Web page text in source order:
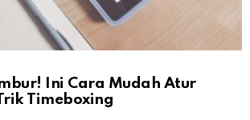
Ini Cara Mudah Atur
Timeboxing